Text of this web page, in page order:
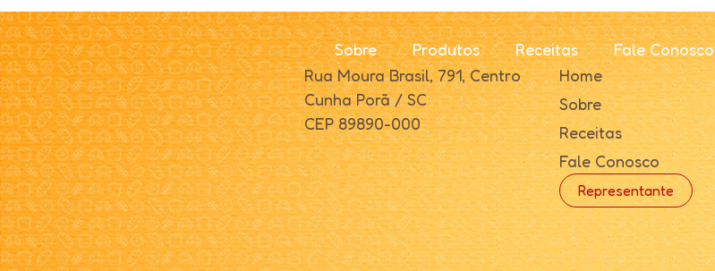
Sobre Produtos Receitas Fale Conosco
Rua Moura Brasil, 791, Centro
Cunha Porã / SC
CEP 89890-000
Home
Sobre
Receitas
Fale Conosco
Representante